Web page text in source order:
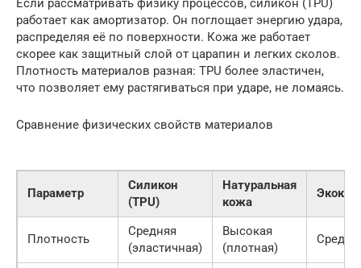
Если рассматривать физику процессов, силикон (TPU)
работает как амортизатор. Он поглощает энергию удара,
распределяя её по поверхности. Кожа же работает
скорее как защитный слой от царапин и легких сколов.
Плотность материалов разная: TPU более эластичен,
что позволяет ему растягиваться при ударе, не ломаясь.
Сравнение физических свойств материалов
Параметр
Силикон
(TPU)
Натуральная
кожа
Плотность
Средняя
(эластичная)
Высокая
(плотная)